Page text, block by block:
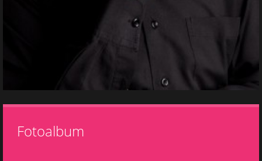
Fotoalbum